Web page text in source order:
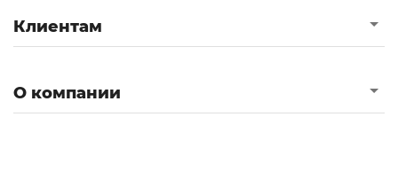
Клиентам
О компании